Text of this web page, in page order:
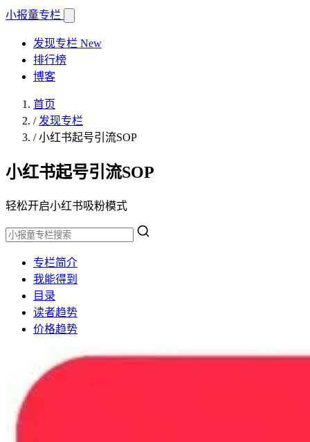
小报童专栏
发现专栏 New
排行榜
博客
首页
/ 发现专栏
/小红书起号引流SOP
小红书起号引流SOP
轻松开启小红书吸粉模式
专栏简介
我能得到
目录
读者趋势
价格趋势